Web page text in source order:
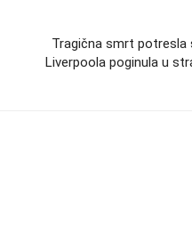
Tragična smrt potresla
Liverpoola poginula u